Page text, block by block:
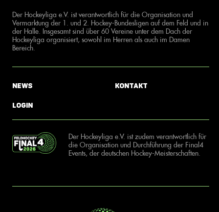
Der Hockeyliga e.V. ist verantwortlich für die Organisation und
Vermarktung der 1. und 2. Hockey-Bundesligen auf dem Feld und in
der Halle. Insgesamt sind über 60 Vereine unter dem Dach der
Hockeyliga organisiert, sowohl im Herren als auch im Damen
Bereich.
News
Login
Kontakt
Der Hockeyliga e.V. ist zudem verantwortlich für
die Organisation und Durchführung der Final4
Events, der deutschen Hockey-Meisterschaften.